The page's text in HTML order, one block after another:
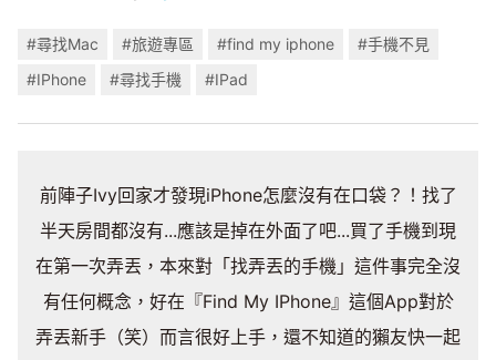
#尋找Mac #旅遊專區 #find my iphone
#手機不見
#IPhone
#尋找手機 #IPad
前陣子Ivy回家才發現iPhone怎麼沒有在口袋？！找了
半天房間都沒有...應該是掉在外面了吧...買了手機到現
在第一次弄丟，本來對「找弄丟的手機」這件事完全沒
有任何概念，好在『Find My IPhone』這個App對於
弄丟新手（笑）而言很好上手，還不知道的獺友快一起